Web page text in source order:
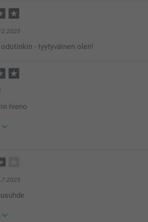
5 tähdestä ja palautteestasi!
kiitoksin,- tyytyväinen olen!
hieno
5 tähdestä ja palautteesta,